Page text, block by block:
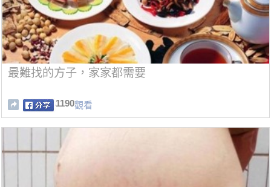
最難找的方子，家家都需要
1190觀看